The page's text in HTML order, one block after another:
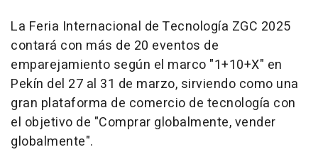
La Feria Internacional de Tecnología ZGC 2025
contará con más de 20 eventos de
emparejamiento según el marco "1+10+X" en
Pekín del 27 al 31 de marzo, sirviendo como una
gran plataforma de comercio de tecnología con
el objetivo de "Comprar globalmente, vender
globalmente".